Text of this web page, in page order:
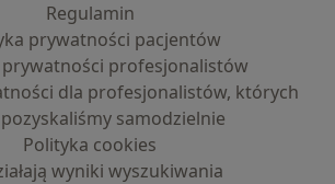
Regulamin
prywatności pacjentów
profesjonalistów
dla profesjonalistów, których
samodzielnie
Polityka cookies
wyniki wyszukiwania